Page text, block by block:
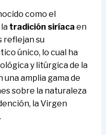
como el
tradición siríaca en
reflejan su
único, lo cual ha
y litúrgica de la
amplia gama de
sobre la naturaleza
la Virgen